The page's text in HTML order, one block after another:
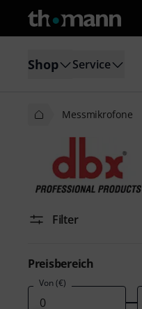
Shop Service
Messmikrofone
Filter
Preisbereich
Von (€)